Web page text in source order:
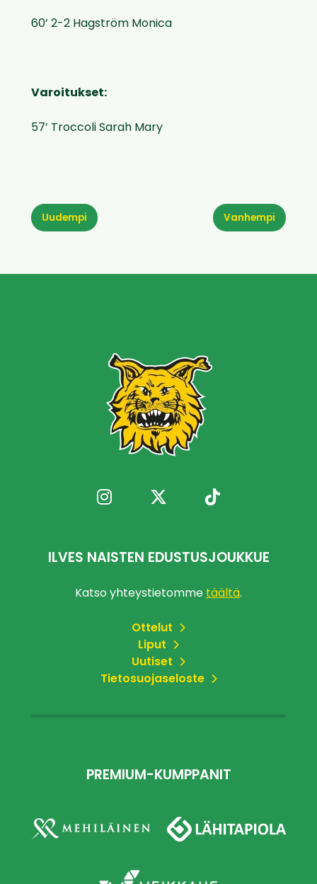
60’ 2-2 Hagström Monica
Varoitukset:
57’ Troccoli Sarah Mary
Vanhempi
Uudempi
ILVES NAISTEN EDUSTUSJOUKKUE
Katso yhteystietomme täältä.
Ottelut
Liput
Uutiset
Tietosuojaseloste
PREMIUM-KUMPPANIT